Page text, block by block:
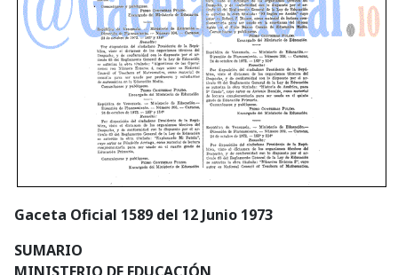
Gaceta Oficial 1589 del 12 Junio 1973
SUMARIO